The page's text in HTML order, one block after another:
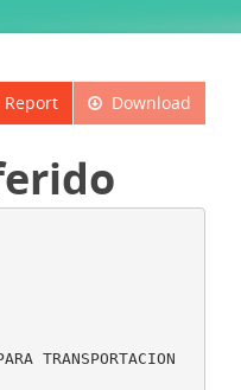
Download
Report
TRANSPORTACION